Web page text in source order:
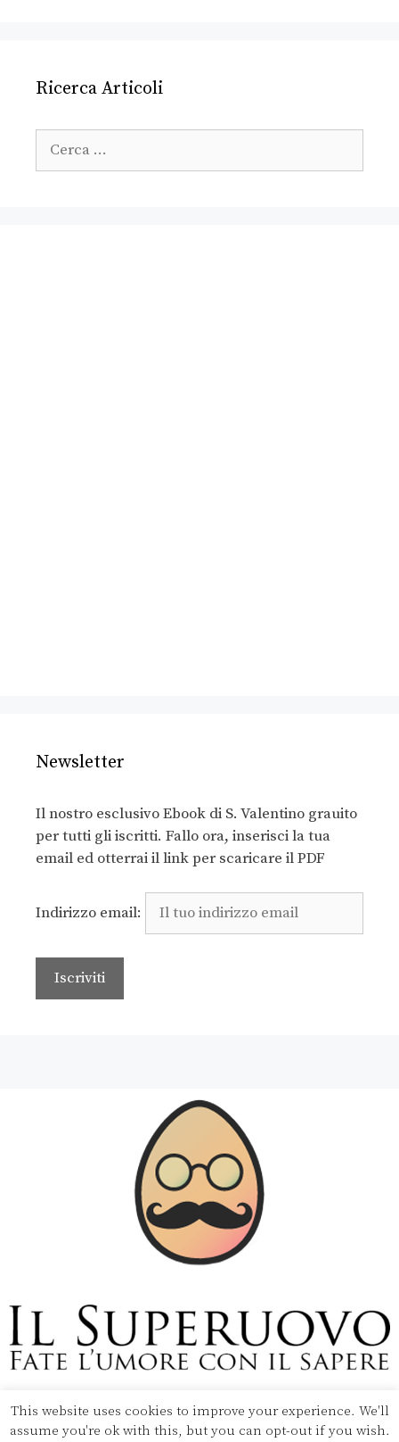
Ricerca Articoli
Newsletter
Il nostro esclusivo Ebook di S. Valentino grauito
per tutti gli iscritti. Fallo ora, inserisci la tua
email ed otterrai il link per scaricare il PDF
Indirizzo email:
Copyright © 2020 Il Superuovo — Powered by Pipool
This website uses cookies to improve your experience. We'll
assume you're ok with this, but you can opt-out if you wish.